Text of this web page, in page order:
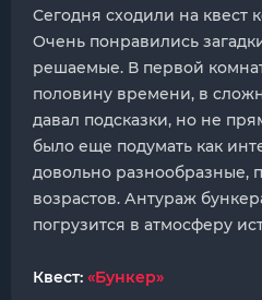
Сегодня сходили на квест
Очень понравились
решаемые. В первой
половину времени, в
давал подсказки, но не
было еще подумать как
довольно разнообразные,
возрастов. Антураж
погрузится в атмосферу
Квест: «Бункер»